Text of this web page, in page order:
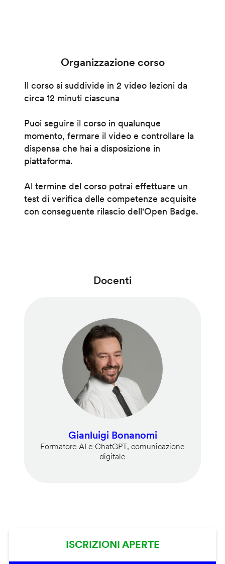
Organizzazione corso
Il corso si suddivide in 2 video lezioni da
circa 12 minuti ciascuna
Puoi seguire il corso in qualunque
momento, fermare il video e controllare la
dispensa che hai a disposizione in
piattaforma.
Al termine del corso potrai effettuare un
test di verifica delle competenze acquisite
con conseguente rilascio dell'Open Badge.
Docenti
Gianluigi Bonanomi
Formatore AI e ChatGPT, comunicazione
digitale
ISCRIZIONI APERTE